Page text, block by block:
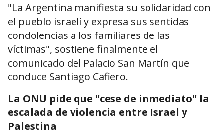
"La Argentina manifiesta su solidaridad con
el pueblo israelí y expresa sus sentidas
condolencias a los familiares de las
víctimas", sostiene finalmente el
comunicado del Palacio San Martín que
conduce Santiago Cafiero.
La ONU pide que "cese de inmediato" la
escalada de violencia entre Israel y
Palestina